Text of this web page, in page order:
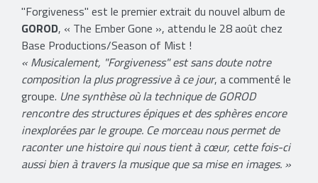
"Forgiveness" est le premier extrait du nouvel album de
GOROD, « The Ember Gone », attendu le 28 août chez
Base Productions/Season of Mist !
« Musicalement, "Forgiveness" est sans doute notre
composition la plus progressive à ce jour, a commenté le
groupe. Une synthèse où la technique de GOROD
rencontre des structures épiques et des sphères encore
inexplorées par le groupe. Ce morceau nous permet de
raconter une histoire qui nous tient à cœur, cette fois-ci
aussi bien à travers la musique que sa mise en images. »